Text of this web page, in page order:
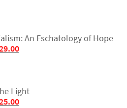
RM16.00。
An Eschatology of Hope
当
为：
RM29.00。
Light
当